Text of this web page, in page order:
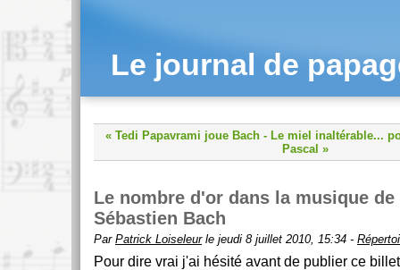
Le journal de
« Tedi Papavrami joue Bach - Le miel inaltérable...
Pascal »
Le nombre d'or dans la musique de
Sébastien Bach
Par Patrick Loiseleurle jeudi 8 juillet 2010, 15:34 -
Pour dire vrai j'ai hésité avant de publier ce